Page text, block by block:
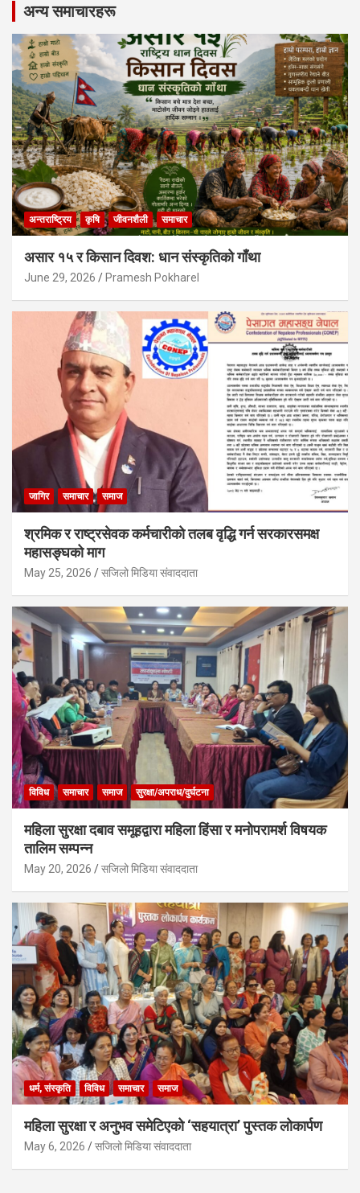
अन्य समाचारहरू
अन्तराष्ट्रिय कृषि जीवनशैली समाचार
असार १५ र किसान दिवश: धान संस्कृतिको गाँथा
June 29, 2026 Pramesh Pokharel
जागिर समाचार समाज
श्रमिक र राष्ट्रसेवक कर्मचारीको तलब वृद्धि गर्न सरकारसमक्ष
महासङ्घको माग
May 25, 2026 सजिलो मिडिया संवाददाता
विविध समाचार समाज सुरक्षा/अपराध/दुर्घटना
महिला सुरक्षा दबाव समूहद्वारा महिला हिंसा र मनोपरामर्श विषयक
तालिम सम्पन्न
May 20, 2026 सजिलो मिडिया संवाददाता
धर्म, संस्कृति विविध समाचार समाज
महिला सुरक्षा र अनुभव समेटिएको ‘सहयात्रा’ पुस्तक लोकार्पण
May 6, 2026 सजिलो मिडिया संवाददाता